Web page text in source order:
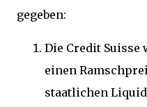
gegeben:
Die Credit Suisse
einen
staatlichen